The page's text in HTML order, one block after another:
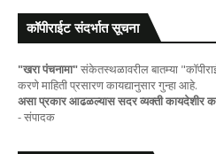
कॉपीराईट संदर्भात सूचना
"खरा पंचनामा"संकेतस्थळावरील बातम्या
करणे माहिती प्रसारण कायद्यानुसार गुन्हा आहे.
असा प्रकार आढळल्यास सदर व्यक्ती कायदेशीर
- संपादक